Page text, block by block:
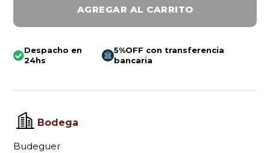
AGREGAR AL CARRITO
Despacho en
24hs
5%OFF con transferencia
bancaria
Bodega
Budeguer